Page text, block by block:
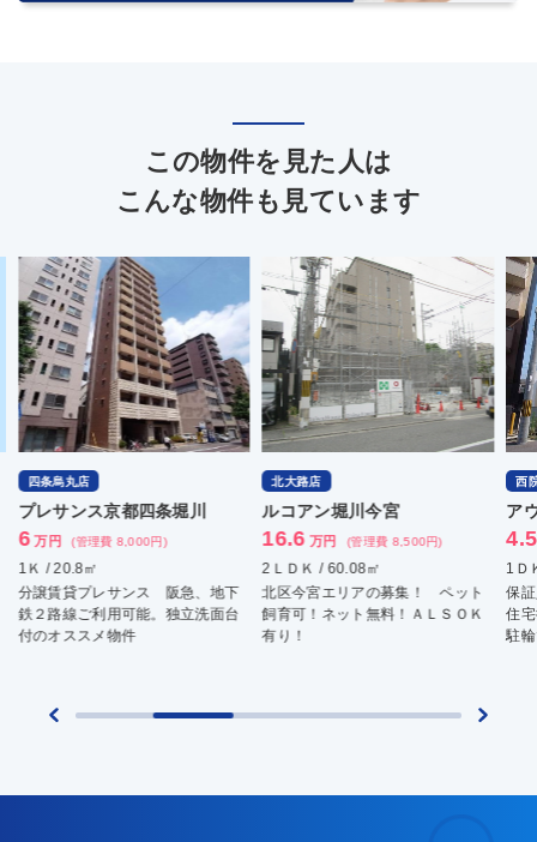
この物件を見た人は
こんな物件も見ています
下
台
北大路店
ルコアン堀川今宮
16.6 万円 (管理費 8,500円)
2ＬＤＫ / 60.08㎡
北区今宮エリアの募集！ ペット
飼育可！ネット無料！ＡＬＳＯＫ
有り！
西院店
アウルマンション
4.5 万円 (管理費 4,000円)
1ＤＫ / 28㎡
保証人なし大丈夫です。 閑静な
住宅街にあり、中型バイク無料で
駐輪できます。